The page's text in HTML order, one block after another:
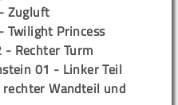
Zugluft
Twilight Princess
- Rechter Turm
01 - Linker Teil
Wandteil und